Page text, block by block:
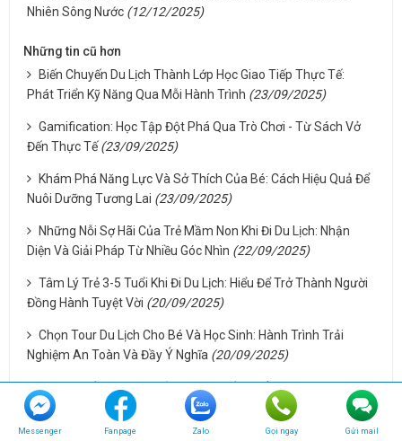
Nhiên Sông Nước (12/12/2025)
Những tin cũ hơn
Biến Chuyến Du Lịch Thành Lớp Học Giao Tiếp Thực Tế:
Phát Triển Kỹ Năng Qua Mỗi Hành Trình (23/09/2025)
Gamification: Học Tập Đột Phá Qua Trò Chơi - Từ Sách Vở
Đến Thực Tế (23/09/2025)
Khám Phá Năng Lực Và Sở Thích Của Bé: Cách Hiệu Quả Để
Nuôi Dưỡng Tương Lai (23/09/2025)
Những Nỗi Sợ Hãi Của Trẻ Mầm Non Khi Đi Du Lịch: Nhận
Diện Và Giải Pháp Từ Nhiều Góc Nhìn (22/09/2025)
Tâm Lý Trẻ 3-5 Tuổi Khi Đi Du Lịch: Hiểu Để Trở Thành Người
Đồng Hành Tuyệt Vời (20/09/2025)
Chọn Tour Du Lịch Cho Bé Và Học Sinh: Hành Trình Trải
Nghiệm An Toàn Và Đầy Ý Nghĩa (20/09/2025)
Phan Thiết Tự Túc - Trải Nghiệm Miền Biển Độc Lạ Với Ngân
Sách Siêu Tiết Kiệm
(14/09/2025)
Messenger Fanpage Zalo Gọi ngay Gửi mail